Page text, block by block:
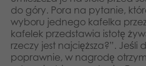
do góry. Pora na pytanie,
wyboru jednego kafelka
kafelek przedstawia istotę
rzeczy jest najcięższa?”. Jeśli
poprawnie, w nagrodę